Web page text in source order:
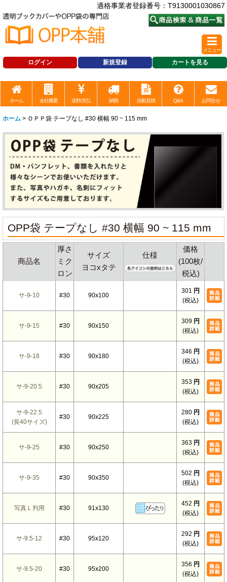
適格事業者登録番号：T9130001030867
ログイン 新規登録 カートを見る
メニュー
ホーム 会社概要 送料/支払 納期 自動見積 Q&A お問合せ
ホーム > ＯＰＰ袋 テープなし #30 横幅 90 ~ 115 mm
OPP袋 テープなし #30 横幅 90 ~ 115 mm
商品名
厚さ
ミク
ロン
サイズ
ヨコxタテ
仕様
価格
(100枚/
税込)
サ-9-10 #30 90x100
301 円
(税込)
サ-9-15 #30 90x150
309 円
(税込)
サ-9-18 #30 90x180
346 円
(税込)
サ-9-20.5 #30 90x205
353 円
(税込)
サ-9-22.5
(長40サイズ)
#30 90x225
280 円
(税込)
サ-9-25 #30 90x250
363 円
(税込)
サ-9-35 #30 90x350
502 円
(税込)
写真Ｌ判用 #30 91x130
452 円
(税込)
サ-9.5-12 #30 95x120
292 円
(税込)
サ-9.5-20 #30 95x200
356 円
(税込)